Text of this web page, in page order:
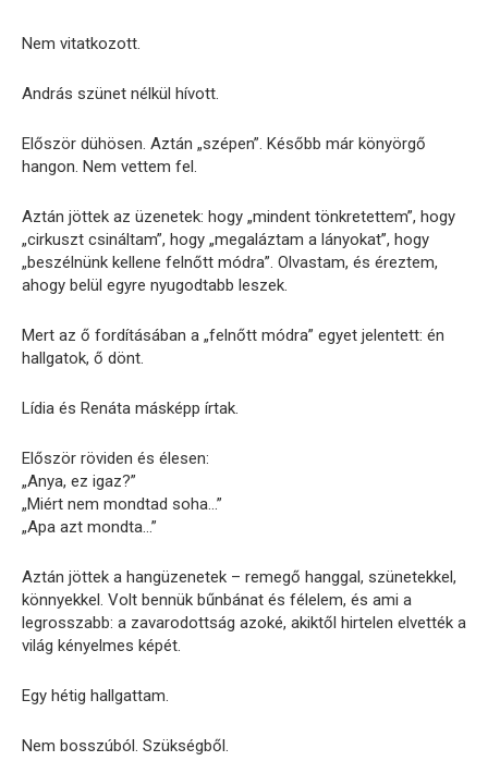
Nem vitatkozott.
András szünet nélkül hívott.
Először dühösen. Aztán „szépen”. Később már könyörgő
hangon. Nem vettem fel.
Aztán jöttek az üzenetek: hogy „mindent tönkretettem”, hogy
„cirkuszt csináltam”, hogy „megaláztam a lányokat”, hogy
„beszélnünk kellene felnőtt módra”. Olvastam, és éreztem,
ahogy belül egyre nyugodtabb leszek.
Mert az ő fordításában a „felnőtt módra” egyet jelentett: én
hallgatok, ő dönt.
Lídia és Renáta másképp írtak.
Először röviden és élesen:
„Anya, ez igaz?”
„Miért nem mondtad soha…”
„Apa azt mondta…”
Aztán jöttek a hangüzenetek – remegő hanggal, szünetekkel,
könnyekkel. Volt bennük bűnbánat és félelem, és ami a
legrosszabb: a zavarodottság azoké, akiktől hirtelen elvették a
világ kényelmes képét.
Egy hétig hallgattam.
Nem bosszúból. Szükségből.